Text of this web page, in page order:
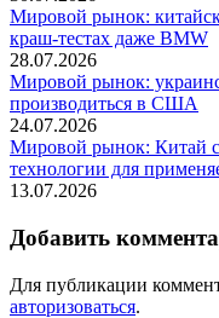
Мировой рынок:
краш-тестах даже BMW
28.07.2026
Мировой рынок:
производиться в США
24.07.2026
Мировой рынок: Китай
технологии для
13.07.2026
Добавить
Для публикации
авторизоваться.